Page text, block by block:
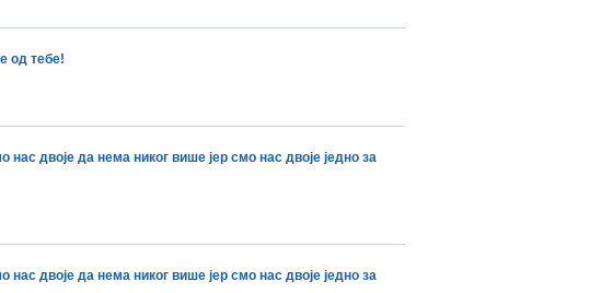
од тебе!
двоје да нема никог више јер смо нас двоје једно за
двоје да нема никог више јер смо нас двоје једно за